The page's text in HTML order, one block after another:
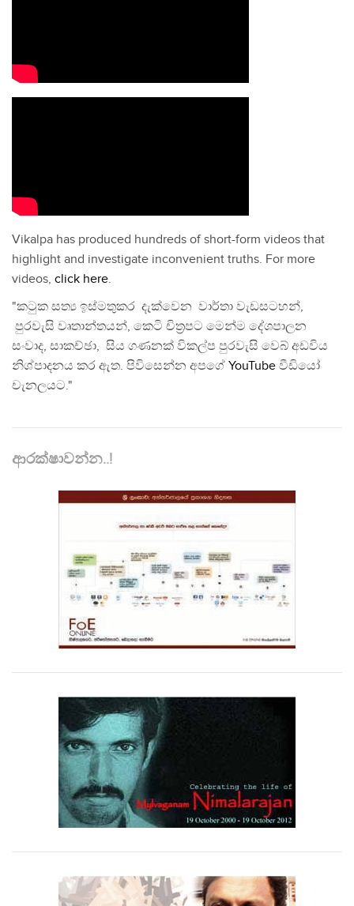
Vikalpa has produced hundreds of short-form videos that
highlight and investigate inconvenient truths. For more
videos, click here.
"කටුක සත්‍ය ඉස්මතුකර දැක්වෙන වාර්තා වැඩසටහන්,
පුරවැසි වෘතාන්තයන්, කෙටි චිත්‍රපට මෙන්ම දේශපාලන
සංවාද, සාකච්ඡා, සිය ගණනක් විකල්ප පුරවැසි වෙබ් අඩවිය
නිශ්පාදනය කර ඇත. පිවිසෙන්න අපගේ YouTube වීඩියෝ
චැනලයට."
ආරක්ෂාවන්න..!